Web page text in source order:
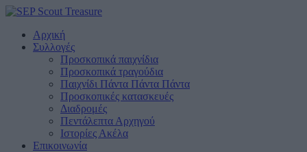
Αρχική
Συλλογές
Προσκοπικά παιχνίδια
Προσκοπικά τραγούδια
Παιχνίδι Πάντα Πάντα Πάντα
Προσκοπικές κατασκευές
Διαδρομές
Πεντάλεπτα Αρχηγού
Ιστορίες Ακέλα
Επικοινωνία